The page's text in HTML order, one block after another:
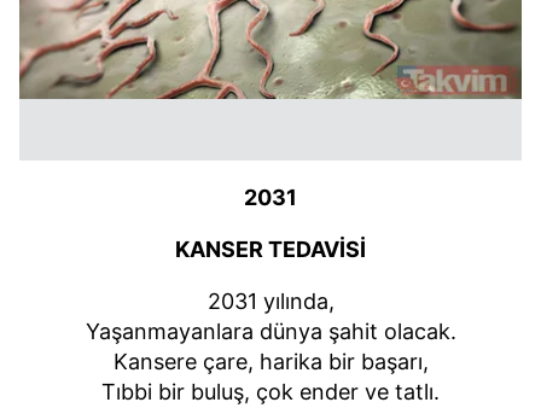
2031
KANSER TEDAVİSİ
2031 yılında,
Yaşanmayanlara dünya şahit olacak.
Kansere çare, harika bir başarı,
Tıbbi bir buluş, çok ender ve tatlı.